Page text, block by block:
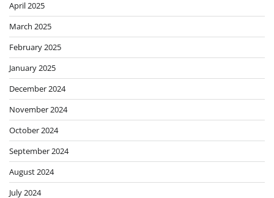
April 2025
March 2025
February 2025
January 2025
December 2024
November 2024
October 2024
September 2024
August 2024
July 2024